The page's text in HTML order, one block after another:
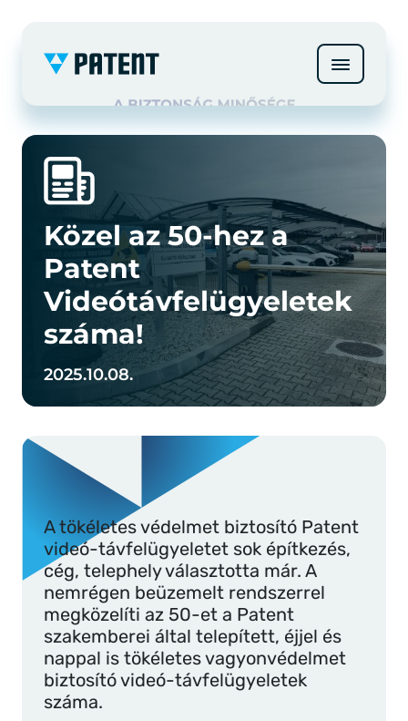
Közel az 50-hez a
Patent
Videótávfelügyeletek
száma!
2025.10.08.
A tökéletes védelmet biztosító Patent
videó-távfelügyeletet sok építkezés,
cég, telephely választotta már. A
nemrégen beüzemelt rendszerrel
megközelíti az 50-et a Patent
szakemberei által telepített, éjjel és
nappal is tökéletes vagyonvédelmet
biztosító videó-távfelügyeletek
száma.